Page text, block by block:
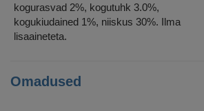
kogurasvad 2%, kogutuhk 3.0%,
kogukiudained 1%, niiskus 30%. Ilma
lisaaineteta.
Omadused